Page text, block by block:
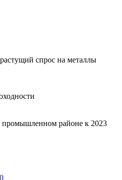
спрос на металлы
промышленном районе к 2023